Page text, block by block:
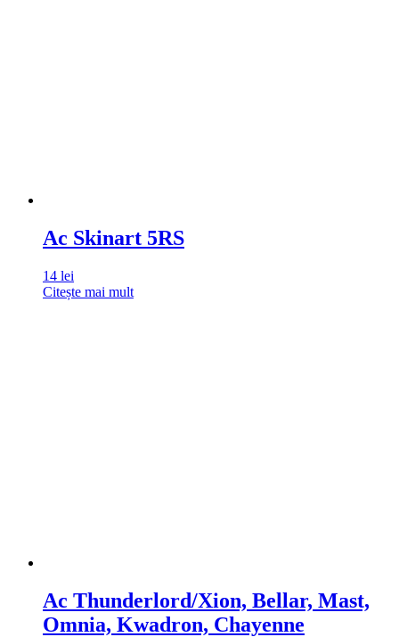
Ac Skinart 5RS
14 lei
Citește mai mult
Ac Thunderlord/Xion, Bellar, Mast,
Omnia, Kwadron, Chayenne